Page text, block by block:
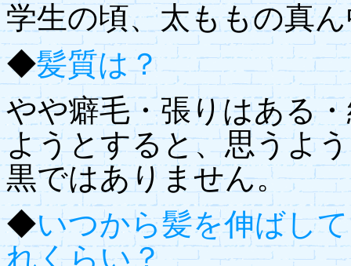
学生の頃、太ももの真
◆髪質は？
やや癖毛・張りはある
ようとすると、思うよ
黒ではありません。
◆いつから髪を伸ばし
れくらい？